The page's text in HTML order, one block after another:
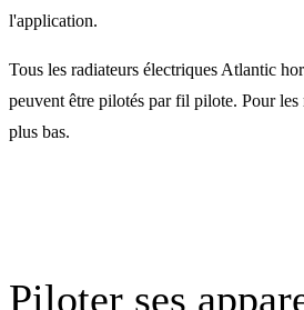
l'application.
Tous les radiateurs électriques Atlantic
peuvent être pilotés par fil pilote. Pour les
plus bas.
Piloter ses